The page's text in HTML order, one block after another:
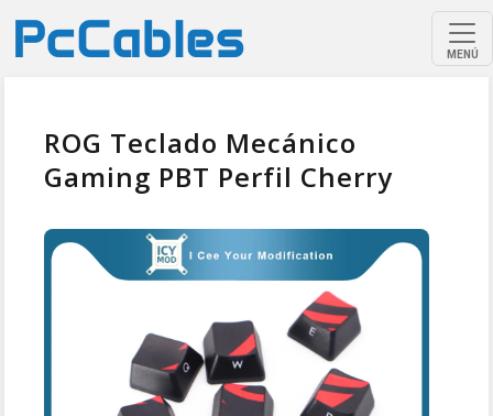
MENÚ
ROG Teclado Mecánico
Gaming PBT Perfil Cherry